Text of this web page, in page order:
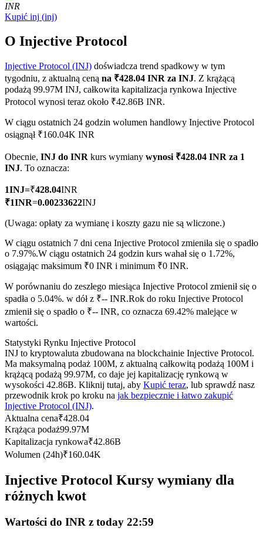
Kontrakty terminowe COIN-M
Kontrakty terminowe na kryptowaluty
TradFi
towary
Kontrakty futures wykorzystujące USDC jako zabezpieczenie
Kopiowanie Transakcji
Dołącz do najlepszych traderów
INR
Kupić inj (inj)
O Injective Protocol
Injective Protocol (INJ) doświadcza trend spadkowy w tym
tygodniu, z aktualną ceną na ₹428.04 INR za INJ. Z krążącą
podażą 99.97M INJ, całkowita kapitalizacja rynkowa Injective
Protocol wynosi teraz około ₹42.86B INR.
W ciągu ostatnich 24 godzin wolumen handlowy Injective Protocol
osiągnął ₹160.04K INR
Obecnie, INJ do INR kurs wymiany wynosi ₹428.04 INR za 1
INJ. To oznacza:
1INJ=₹428.04INR
₹1INR=0.00233622INJ
(Uwaga: opłaty za wymianę i koszty gazu nie są wliczone.)
W ciągu ostatnich 7 dni cena Injective Protocol zmieniła się o spadło
o 7.97%.W ciągu ostatnich 24 godzin kurs wahał się o 1.72%,
osiągając maksimum ₹0 INR i minimum ₹0 INR.
W porównaniu do zeszłego miesiąca Injective Protocol zmienił się o
spadła o 5.04%. w dół z ₹-- INR.Rok do roku Injective Protocol
zmienił się o spadło o ₹-- INR, co oznacza 69.42% malejące w
wartości.
Statystyki Rynku Injective Protocol
INJ to kryptowaluta zbudowana na blockchainie Injective Protocol.
Ma maksymalną podaż 100M, z aktualną całkowitą podażą 100M i
krążącą podażą 99.97M, co daje jej kapitalizację rynkową w
wysokości 42.86B. Kliknij tutaj, aby Kupić teraz, lub sprawdź nasz
przewodnik krok po kroku na jak bezpiecznie i łatwo zakupić
Injective Protocol (INJ).
Aktualna cena₹428.04
Krążąca podaż99.97M
Kapitalizacja rynkowa₹42.86B
Wolumen (24h)₹160.04K
Injective Protocol Kursy wymiany dla
różnych kwot
Wartości do INR z today 22:59